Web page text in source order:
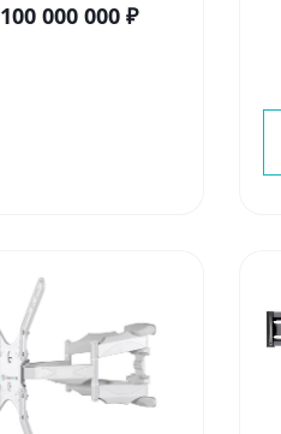
100 000 000 ₽